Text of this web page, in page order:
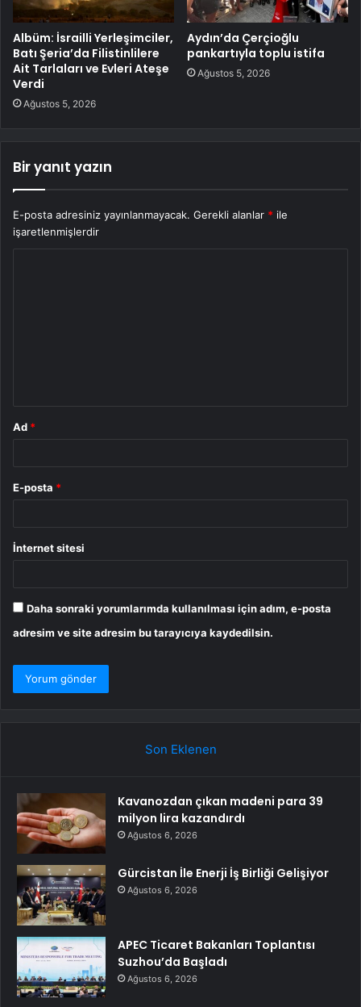
Albüm: İsrailli Yerleşimciler,
Batı Şeria’da Filistinlilere
Ait Tarlaları ve Evleri Ateşe
Verdi
Ağustos 5, 2026
Aydın’da Çerçioğlu
pankartıyla toplu istifa
Ağustos 5, 2026
Bir yanıt yazın
E-posta adresiniz yayınlanmayacak. Gerekli alanlar * ile
işaretlenmişlerdir
Ad *
E-posta *
İnternet sitesi
Daha sonraki yorumlarımda kullanılması için adım, e-posta
adresim ve site adresim bu tarayıcıya kaydedilsin.
Son Eklenen
Kavanozdan çıkan madeni para 39
milyon lira kazandırdı
Ağustos 6, 2026
Gürcistan İle Enerji İş Birliği Gelişiyor
Ağustos 6, 2026
APEC Ticaret Bakanları Toplantısı
Suzhou’da Başladı
Ağustos 6, 2026